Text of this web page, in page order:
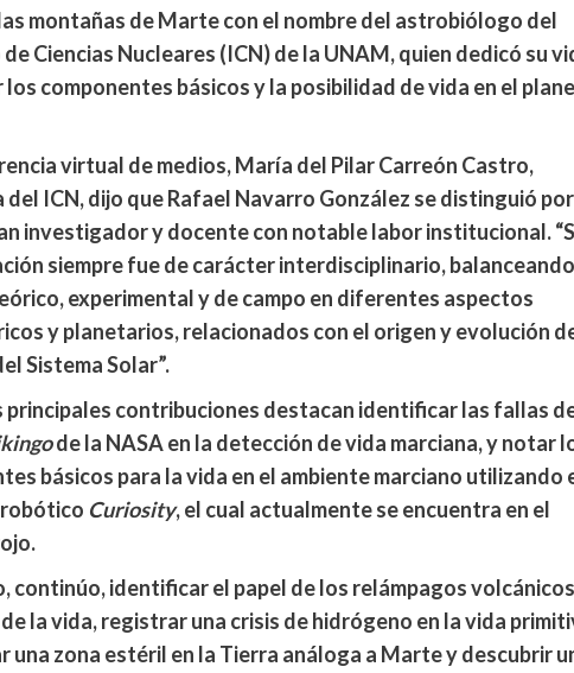
montañas de Marte con el nombre del astrobiólogo del
Ciencias Nucleares (ICN) de la UNAM, quien dedicó su
los componentes básicos y la posibilidad de vida en el
virtual de medios, María del Pilar Carreón Castro,
ICN, dijo que Rafael Navarro González se distinguió por
investigador y docente con notable labor institucional.
siempre fue de carácter interdisciplinario,
experimental y de campo en diferentes aspectos
y planetarios, relacionados con el origen y evolución
Sistema Solar”.
principales contribuciones destacan identificar las fallas
de la NASA en la detección de vida marciana, y notar
básicos para la vida en el ambiente marciano utilizando
Curiosity, el cual actualmente se encuentra en el
continúo, identificar el papel de los relámpagos
la vida, registrar una crisis de hidrógeno en la vida
una zona estéril en la Tierra análoga a Marte y descubrir